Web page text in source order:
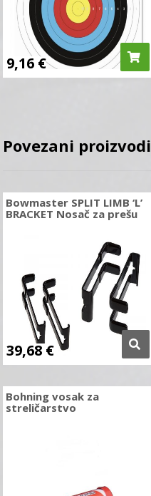
9,16 €
Povezani proizvodi
Bowmaster SPLIT LIMB ‘L’
BRACKET Nosač za prešu
39,68 €
Bohning vosak za
streličarstvo